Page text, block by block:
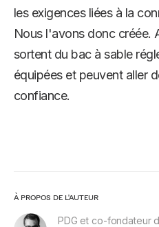
les exigences liées à la
Nous l'avons donc créée.
sortent du bac à sable
équipées et peuvent aller
confiance.
À PROPOS DE L'AUTEUR
PDG et co-fondateur